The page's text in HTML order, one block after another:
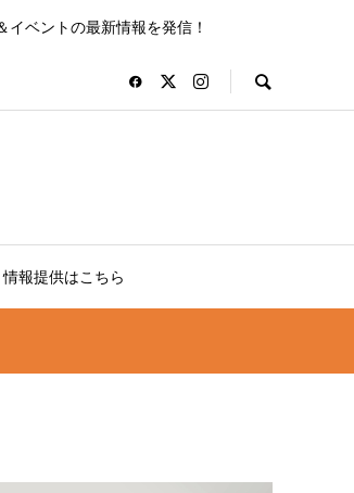
ベントの最新情報を発信！
情報提供はこちら